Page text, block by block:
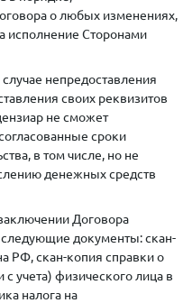
о любых изменениях,
исполнение Сторонами
непредоставления
своих реквизитов
не сможет
сроки
в том числе, но не
денежных средств
Договора
документы: скан-
РФ, скан-копия справки о
с учета) физического лица в
налога на